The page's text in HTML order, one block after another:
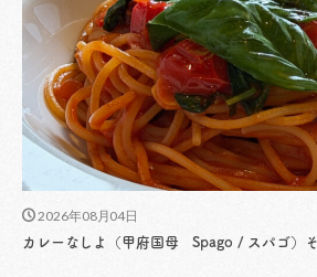
2026年08月04日
カレーなしよ（甲府国母 Spago / スパゴ）そ